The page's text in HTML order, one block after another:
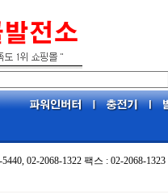
02-2068-1322 팩스 : 02-2068-1323